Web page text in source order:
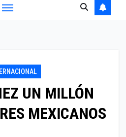
UN MILLÓN
MEXICANOS